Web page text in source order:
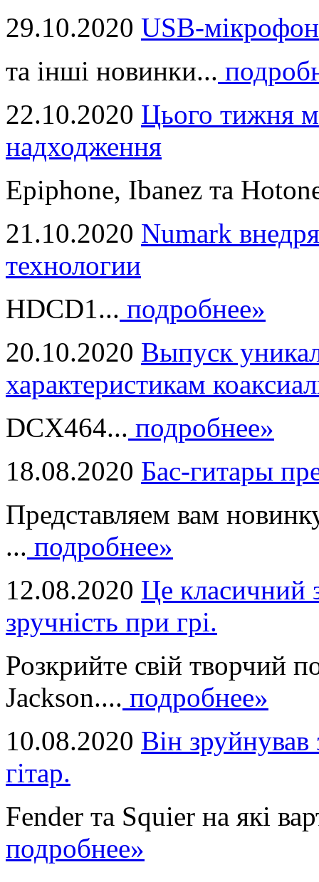
29.10.2020 USB-
та інші новинки...
22.10.2020 Цього тижня
надходження
Epiphone, Ibanez та
21.10.2020 Numark
технологии
HDCD1... подробнее»
20.10.2020 Выпуск
характеристикам
DCX464... подробнее»
18.08.2020 Бас-гитары
Представляем вам
... подробнее»
12.08.2020 Це класичний
зручність при грі.
Розкрийте свій творчий
Jackson.... подробнее»
10.08.2020 Він
гітар.
Fender та Squier на які
подробнее»